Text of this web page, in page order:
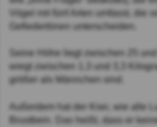
Vögel mit fünf Arten umfasst, die
Gefiedertönen unterscheiden.
Seine Höhe liegt zwischen 25
wiegt zwischen 1,3 und 3,3
größer als Männchen sind.
Außerdem hat der Kiwi, wie alle
Brustbein. Das heißt, dass er